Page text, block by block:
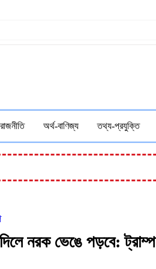
রাজনীতি অর্থ-বাণিজ্য তথ্য-প্রযুক্তি
নরক ভেঙে পড়বে: ট্রাম্প